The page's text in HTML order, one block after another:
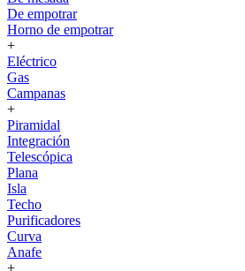
De empotrar
Horno de empotrar
+
Eléctrico
Gas
Campanas
+
Piramidal
Integración
Telescópica
Plana
Isla
Techo
Purificadores
Curva
Anafe
+